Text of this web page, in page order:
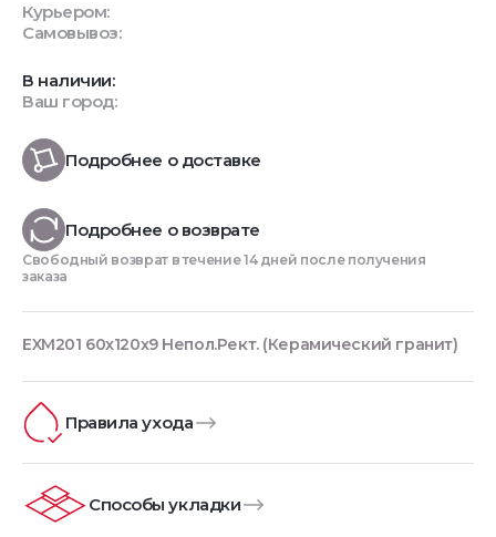
Курьером:
Самовывоз:
В наличии:
Ваш город:
Подробнее о доставке
Подробнее о возврате
Свободный возврат в течение 14 дней после получения
заказа
EXM201 60x120x9 Непол.Рект. (Керамический гранит)
Правила ухода
Способы укладки